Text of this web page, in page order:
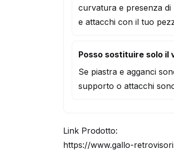
curvatura e presenza
e attacchi con il tuo
Posso sostituire solo il
Se piastra e agganci
supporto o attacchi
Link Prodotto:
https://www.gallo-